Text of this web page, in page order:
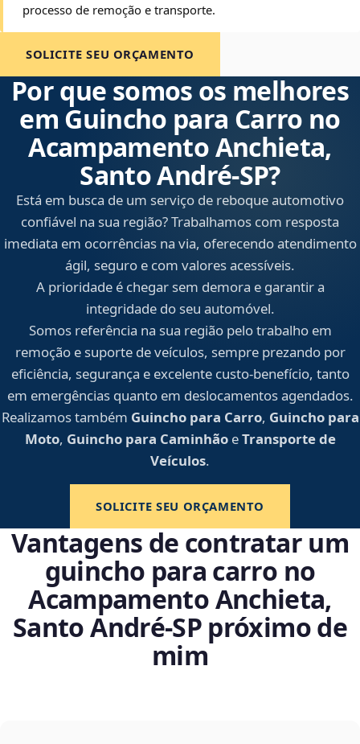
processo de remoção e transporte.
SOLICITE SEU ORÇAMENTO
Por que somos os melhores
em Guincho para Carro no
Acampamento Anchieta,
Santo André‑SP?
Está em busca de um serviço de reboque automotivo
confiável na sua região? Trabalhamos com resposta
imediata em ocorrências na via, oferecendo atendimento
ágil, seguro e com valores acessíveis.
A prioridade é chegar sem demora e garantir a
integridade do seu automóvel.
Somos referência na sua região pelo trabalho em
remoção e suporte de veículos, sempre prezando por
eficiência, segurança e excelente custo-benefício, tanto
em emergências quanto em deslocamentos agendados.
Realizamos também Guincho para Carro, Guincho para
Moto, Guincho para CaminhãoeTransporte de
Veículos.
SOLICITE SEU ORÇAMENTO
Vantagens de contratar um
guincho para carro no
Acampamento Anchieta,
Santo André‑SP próximo de
mim